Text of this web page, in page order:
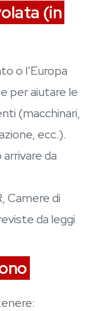
(in
o l’Europa
per aiutare le
(macchinari,
ecc.).
da
Camere di
da leggi